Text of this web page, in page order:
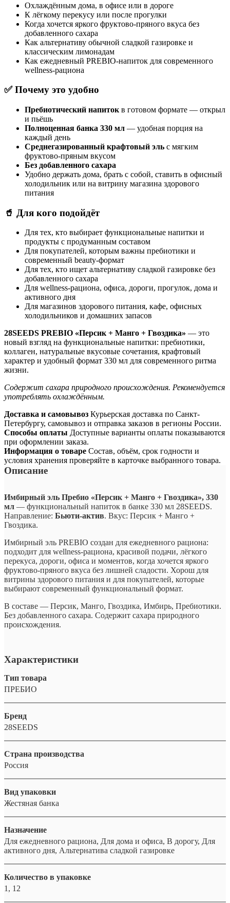
Охлаждённым дома, в офисе или в дороге
К лёгкому перекусу или после прогулки
Когда хочется яркого фруктово-пряного вкуса без
добавленного сахара
Как альтернативу обычной сладкой газировке и
классическим лимонадам
Как ежедневный PREBIO-напиток для современного
wellness-рациона
✅ Почему это удобно
Пребиотический напиток в готовом формате — открыл
и пьёшь
Полноценная банка 330 мл — удобная порция на
каждый день
Среднегазированный крафтовый эль с мягким
фруктово-пряным вкусом
Без добавленного сахара
Удобно держать дома, брать с собой, ставить в офисный
холодильник или на витрину магазина здорового
питания
🥤 Для кого подойдёт
Для тех, кто выбирает функциональные напитки и
продукты с продуманным составом
Для покупателей, которым важны пребиотики и
современный beauty-формат
Для тех, кто ищет альтернативу сладкой газировке без
добавленного сахара
Для wellness-рациона, офиса, дороги, прогулок, дома и
активного дня
Для магазинов здорового питания, кафе, офисных
холодильников и домашних запасов
28SEEDS PREBIO «Персик + Манго + Гвоздика» — это
новый взгляд на функциональные напитки: пребиотики,
коллаген, натуральные вкусовые сочетания, крафтовый
характер и удобный формат 330 мл для современного ритма
жизни.
Содержит сахара природного происхождения. Рекомендуется
употреблять охлаждённым.
Доставка и самовывоз Курьерская доставка по Санкт-
Петербургу, самовывоз и отправка заказов в регионы России.
Способы оплаты Доступные варианты оплаты показываются
при оформлении заказа.
Информация о товаре Состав, объём, срок годности и
условия хранения проверяйте в карточке выбранного товара.
Описание
Имбирный эль Пребио «Персик + Манго + Гвоздика», 330
мл — функциональный напиток в банке 330 мл 28SEEDS.
Направление: Бьюти-актив. Вкус: Персик + Манго +
Гвоздика.
Имбирный эль PREBIO создан для ежедневного рациона:
подходит для wellness-рациона, красивой подачи, лёгкого
перекуса, дороги, офиса и моментов, когда хочется яркого
фруктово-пряного вкуса без лишней сладости. Хорош для
витрины здорового питания и для покупателей, которые
выбирают современный функциональный формат.
В составе — Персик, Манго, Гвоздика, Имбирь, Пребиотики.
Без добавленного сахара. Содержит сахара природного
происхождения.
Характеристики
Тип товара
ПРЕБИО
Бренд
28SEEDS
Страна производства
Россия
Вид упаковки
Жестяная банка
Назначение
Для ежедневного рациона, Для дома и офиса, В дорогу, Для
активного дня, Альтернатива сладкой газировке
Количество в упаковке
1, 12